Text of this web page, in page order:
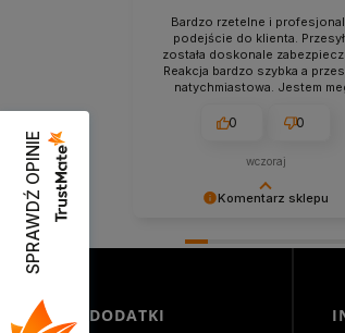
Komentarz sklepu
obsługa trafiła w Twoje gusta.
Bardzo rzetelne i
podejście do klienta.
została doskonale
Reakcja bardzo szybka a
natychmiastowa. Jestem
sklepie.
0 0
wczoraj
DODATKI
SPRAWDŹ OPINIE